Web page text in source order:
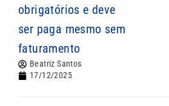
obrigatórios e deve
ser paga mesmo sem
faturamento
Beatriz Santos
17/12/2025